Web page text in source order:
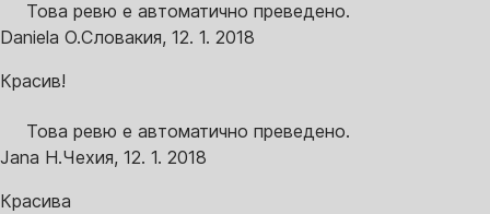
Това ревю е автоматично преведено.
Daniela O.Словакия, 12. 1. 2018
Красив!
Това ревю е автоматично преведено.
Jana H.Чехия, 12. 1. 2018
Красива